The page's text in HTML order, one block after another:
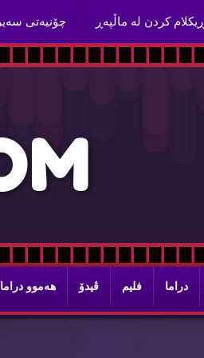
ڕیكلام كردن له‌ ماڵپه‌ڕ چۆنیه‌تی
M
دراما فلیم ڤیدۆ هه‌موو